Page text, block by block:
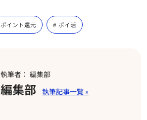
ポイント還元 ポイ活
執筆者： 編集部
編集部